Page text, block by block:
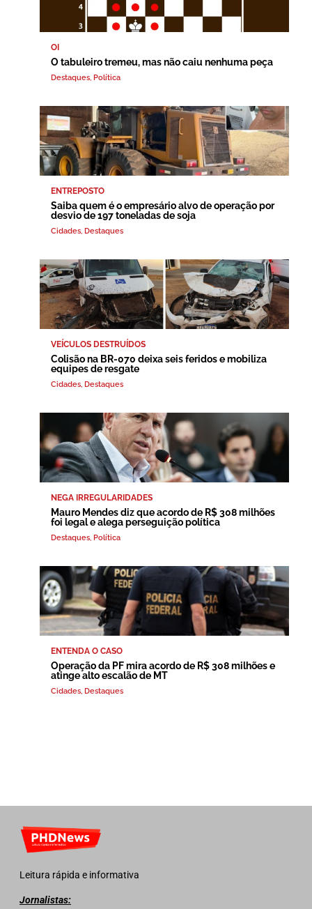
OI
O tabuleiro tremeu, mas não caiu nenhuma peça
Destaques, Política
ENTREPOSTO
Saiba quem é o empresário alvo de operação por
desvio de 197 toneladas de soja
Cidades, Destaques
VEÍCULOS DESTRUÍDOS
Colisão na BR-070 deixa seis feridos e mobiliza
equipes de resgate
Cidades, Destaques
NEGA IRREGULARIDADES
Mauro Mendes diz que acordo de R$ 308 milhões
foi legal e alega perseguição política
Destaques, Política
ENTENDA O CASO
Operação da PF mira acordo de R$ 308 milhões e
atinge alto escalão de MT
Cidades, Destaques
Leitura rápida e informativa
Jornalistas: